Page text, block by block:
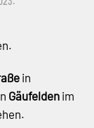
in
Gäufelden im